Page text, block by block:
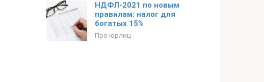
НДФЛ-2021 по новым
правилам: налог для
богатых 15%
Про юрлиц